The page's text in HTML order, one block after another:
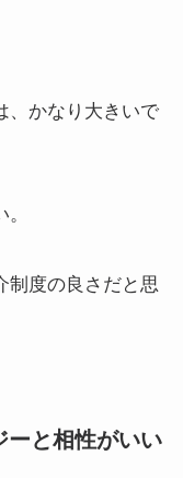
、かなり大きいで
制度の良さだと思
ーと相性がいい